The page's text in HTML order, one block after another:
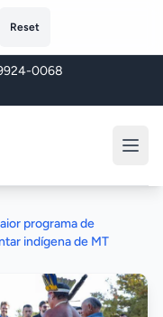
Reset
0068
programa de
indígena de MT